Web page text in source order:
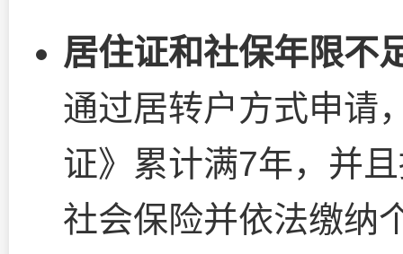
居住证和社保年限不
通过居转户方式申请
证》累计满7年，并
社会保险并依法缴纳